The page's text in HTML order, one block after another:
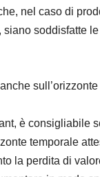
nel caso di
siano soddisfatte
è consigliabile
temporale
la perdita di